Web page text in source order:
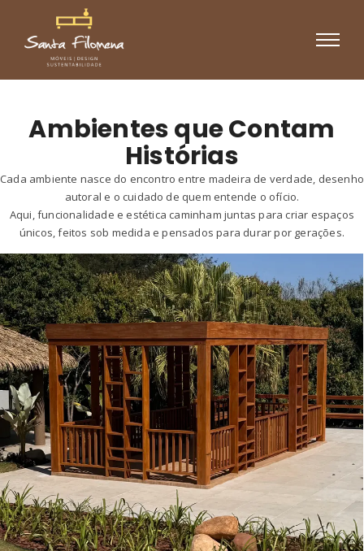
Ambientes que Contam
Histórias
Cada ambiente nasce do encontro entre madeira de verdade, desenho
autoral e o cuidado de quem entende o ofício.
Aqui, funcionalidade e estética caminham juntas para criar espaços
únicos, feitos sob medida e pensados para durar por gerações.